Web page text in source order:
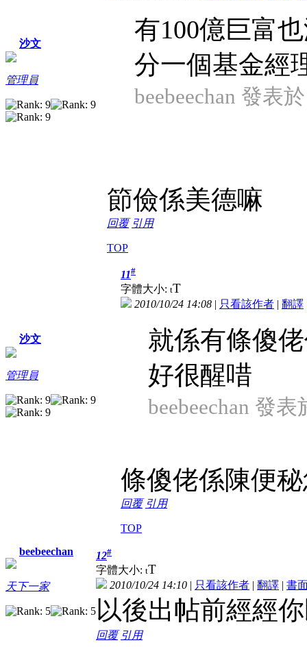
沙文
管理員
有100億巨富
分一個基金經
beebeechan 發表
節儉係美德嘛
回覆 引用
TOP
沙文
管理員
11#
字體大小: tT
2010/10/24 14:08 | 只看該作者 | 翻譯
就係有條傻
好很醒唶
beebeechan 發
條傻佬係陳便
回覆 引用
TOP
beebeechan
天下一家
12#
字體大小: tT
2010/10/24 14:10 | 只看該作者 | 翻譯 | 書
以後出帖前經經
回覆 引用